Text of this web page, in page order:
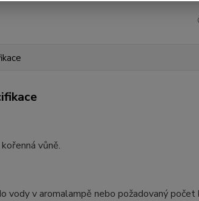
vůně.
vody v aromalampě nebo požadovaný